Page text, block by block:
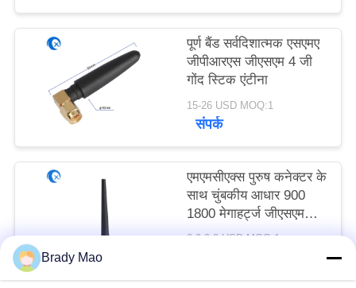
पूर्ण बैंड सर्वदिशात्मक एसएमए
जीपीआरएस जीएसएम 4 जी
गोंद स्टिक एंटीना
15-26 USD MOQ:1
संपर्क
एमएमसीएक्स पुरुष कनेक्टर के
साथ चुंबकीय आधार 900
1800 मेगाहर्ट्ज जीएसएम
जीपीआरएस एंटीना
6.9-9.9 USD MOQ:1
Brady Mao